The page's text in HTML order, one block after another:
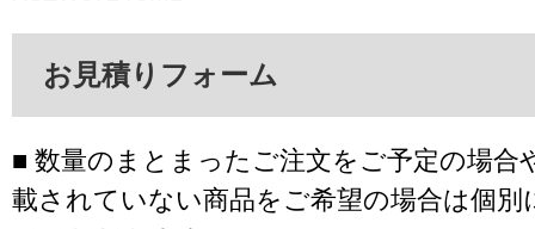
お見積りフォーム
■ 数量のまとまったご注文をご予定の場合
載されていない商品をご希望の場合は個別